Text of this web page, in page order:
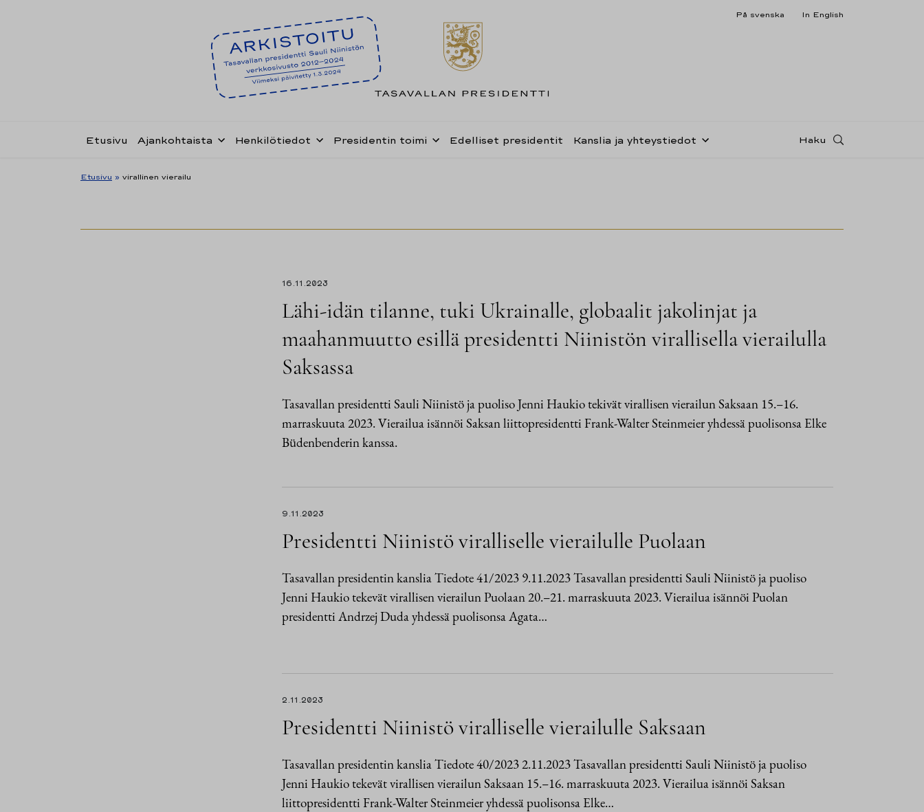
På svenska In English
Etusivu Ajankohtaista Henkilötiedot Presidentin toimi Edelliset presidentit Kanslia ja yhteystiedot Haku
Etusivu » virallinen vierailu
16.11.2023
Lähi-idän tilanne, tuki Ukrainalle, globaalit jakolinjat ja
maahanmuutto esillä presidentti Niinistön virallisella vierailulla
Saksassa
Tasavallan presidentti Sauli Niinistö ja puoliso Jenni Haukio tekivät virallisen vierailun Saksaan 15.–16.
marraskuuta 2023. Vierailua isännöi Saksan liittopresidentti Frank-Walter Steinmeier yhdessä puolisonsa Elke
Büdenbenderin kanssa.
9.11.2023
Presidentti Niinistö viralliselle vierailulle Puolaan
Tasavallan presidentin kanslia Tiedote 41/2023 9.11.2023 Tasavallan presidentti Sauli Niinistö ja puoliso
Jenni Haukio tekevät virallisen vierailun Puolaan 20.–21. marraskuuta 2023. Vierailua isännöi Puolan
presidentti Andrzej Duda yhdessä puolisonsa Agata…
2.11.2023
Presidentti Niinistö viralliselle vierailulle Saksaan
Tasavallan presidentin kanslia Tiedote 40/2023 2.11.2023 Tasavallan presidentti Sauli Niinistö ja puoliso
Jenni Haukio tekevät virallisen vierailun Saksaan 15.–16. marraskuuta 2023. Vierailua isännöi Saksan
liittopresidentti Frank-Walter Steinmeier yhdessä puolisonsa Elke…